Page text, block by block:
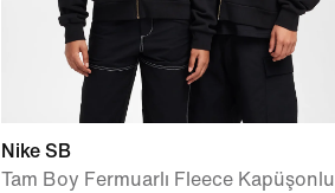
Nike SB
Tam Boy Fermuarlı Fleece Kapüşonlu